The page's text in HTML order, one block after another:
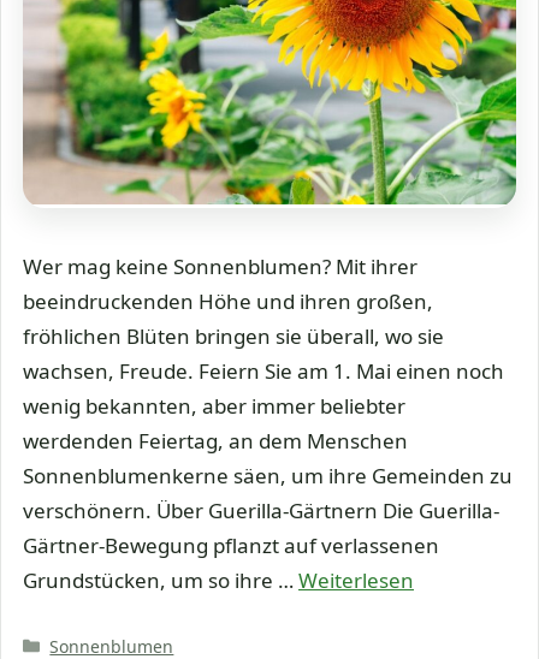
Wer mag keine Sonnenblumen? Mit ihrer
beeindruckenden Höhe und ihren großen,
fröhlichen Blüten bringen sie überall, wo sie
wachsen, Freude. Feiern Sie am 1. Mai einen noch
wenig bekannten, aber immer beliebter
werdenden Feiertag, an dem Menschen
Sonnenblumenkerne säen, um ihre Gemeinden zu
verschönern. Über Guerilla-Gärtnern Die Guerilla-
Gärtner-Bewegung pflanzt auf verlassenen
Grundstücken, um so ihre …Weiterlesen
Kategorien
Sonnenblumen